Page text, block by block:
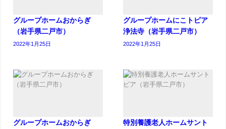
グループホームおからぎ
（岩手県二戸市）
2022年1月25日
グループホームにこトピア
浄法寺（岩手県二戸市）
2022年1月25日
グループホームおからぎ
特別養護老人ホームサント